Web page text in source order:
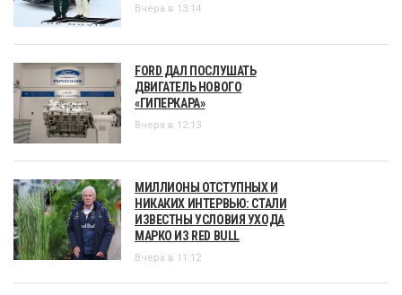
Вчера в 13:14
FORD ДАЛ ПОСЛУШАТЬ
ДВИГАТЕЛЬ НОВОГО
«ГИПЕРКАРА»
Вчера в 12:13
МИЛЛИОНЫ ОТСТУПНЫХ И
НИКАКИХ ИНТЕРВЬЮ: СТАЛИ
ИЗВЕСТНЫ УСЛОВИЯ УХОДА
МАРКО ИЗ RED BULL
Вчера в 11:12